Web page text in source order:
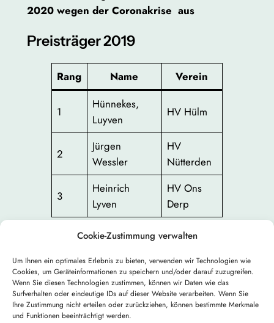
Cookie-Zustimmung verwalten
Um Ihnen ein optimales Erlebnis zu bieten, verwenden wir Technologien wie
Cookies, um Geräteinformationen zu speichern und/oder darauf zuzugreifen.
Wenn Sie diesen Technologien zustimmen, können wir Daten wie das
Surfverhalten oder eindeutige IDs auf dieser Website verarbeiten. Wenn Sie
Ihre Zustimmung nicht erteilen oder zurückziehen, können bestimmte Merkmale
und Funktionen beeinträchtigt werden.
2020 wegen der Coronakrise aus
Preisträger 2019
Rang Name Verein
1
Hünnekes,
Luyven
HV Hülm
2
Jürgen
Wessler
HV
Nütterden
3
Heinrich
Lyven
HV Ons
Derp
← Vorheriger:
Vorgarten 2019
Nächster:Natur des
Jahres 2020